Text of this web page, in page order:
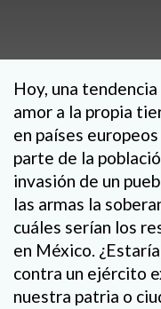
Hoy, una
amor a la propia
en países
parte de la
invasión de un
las armas la
cuáles serían los
en México.
contra un ejército
nuestra patria o